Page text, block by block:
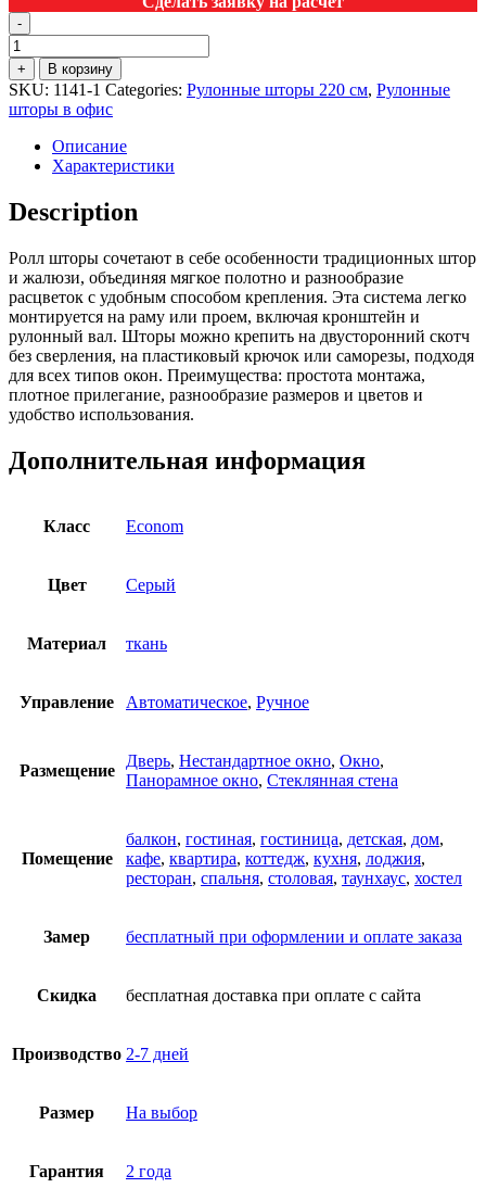
-
+ В корзину
SKU: 1141-1 Categories: Рулонные шторы 220 см, Рулонные
шторы в офис
Описание
Характеристики
Description
Ролл шторы сочетают в себе особенности традиционных штор
и жалюзи, объединяя мягкое полотно и разнообразие
расцветок с удобным способом крепления. Эта система легко
монтируется на раму или проем, включая кронштейн и
рулонный вал. Шторы можно крепить на двусторонний скотч
без сверления, на пластиковый крючок или саморезы, подходя
для всех типов окон. Преимущества: простота монтажа,
плотное прилегание, разнообразие размеров и цветов и
удобство использования.
Дополнительная информация
Класс Econom
Цвет Серый
Материал ткань
Управление Автоматическое, Ручное
Размещение
Дверь, Нестандартное окно, Окно,
Панорамное окно, Стеклянная стена
Помещение
балкон, гостиная, гостиница, детская, дом,
кафе, квартира, коттедж, кухня, лоджия,
ресторан, спальня, столовая, таунхаус, хостел
Замер бесплатный при оформлении и оплате заказа
Скидка бесплатная доставка при оплате с сайта
Производство 2-7 дней
Размер На выбор
Гарантия 2 года